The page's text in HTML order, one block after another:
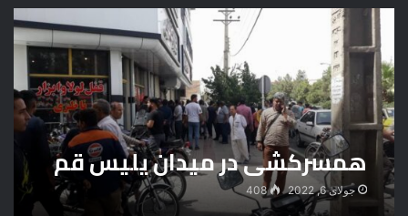
همسرکشی در میدان پلیس قم
جولای 6, 2022 408